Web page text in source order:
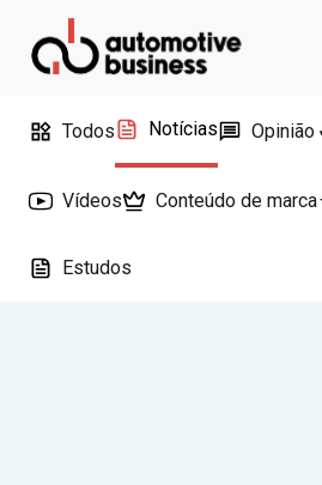
Todos Notícias Opinião
Vídeos Conteúdo de marca
Estudos